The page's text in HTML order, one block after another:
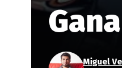
Miguel